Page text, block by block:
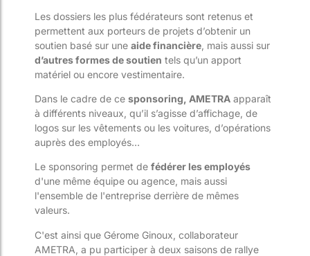
Les dossiers les plus fédérateurs sont retenus et
permettent aux porteurs de projets d’obtenir un
soutien basé sur une aide financière , mais aussi sur
d’autres formes de soutien tels qu’un apport
matériel ou encore vestimentaire.
Dans le cadre de ce sponsoring, AMETRA apparaît
à différents niveaux, qu’il s’agisse d’affichage, de
logos sur les vêtements ou les voitures, d’opérations
auprès des employés…
Le sponsoring permet de fédérer les employés
d'une même équipe ou agence, mais aussi
l'ensemble de l'entreprise derrière de mêmes
valeurs.
C'est ainsi que Gérome Ginoux, collaborateur
AMETRA, a pu participer à deux saisons de rallye